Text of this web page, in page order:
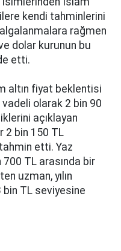
kendi tahminlerini
rağmen
dolar kurunun bu
etti.
altın fiyat beklentisi
olarak 2 bin 90
açıklayan
2 bin 150 TL
etti. Yaz
700 TL arasında bir
uzman, yılın
bin TL seviyesine